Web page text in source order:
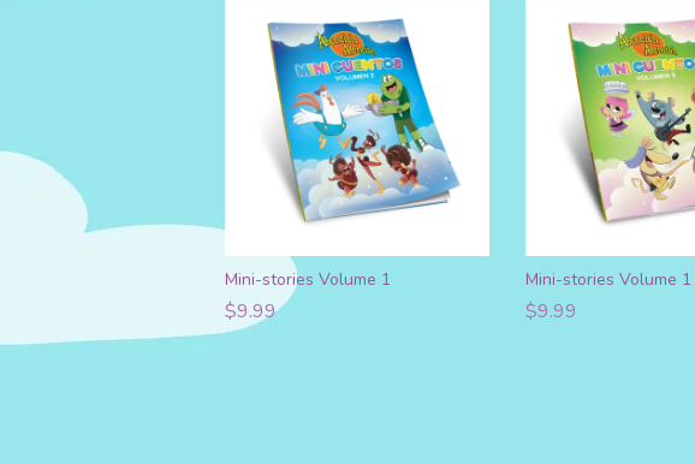
Mini-stories Volume 1
$9.99
Mini-stories Volume 1
$9.99